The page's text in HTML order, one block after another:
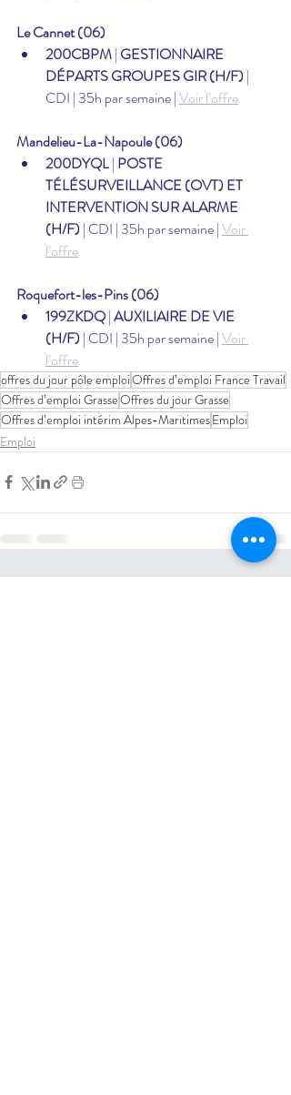
Le Cannet (06)
200CBPM | GESTIONNAIRE
DÉPARTS GROUPES GIR (H/F) |
CDI | 35h par semaine | Voir l’offre
Mandelieu-La-Napoule (06)
200DYQL | POSTE
TÉLÉSURVEILLANCE (OVT) ET
INTERVENTION SUR ALARME
(H/F) | CDI | 35h par semaine | Voir
l’offre
Roquefort-les-Pins (06)
199ZKDQ | AUXILIAIRE DE VIE
(H/F) | CDI | 35h par semaine | Voir
l’offre
offres du jour pôle emploiOffres d’emploi France Travail
Offres d’emploi GrasseOffres du jour Grasse
Offres d’emploi intérim Alpes-MaritimesEmploi
Emploi